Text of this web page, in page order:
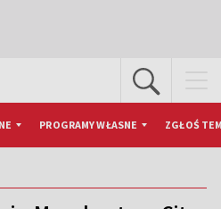
PROGRAMY WŁASNE ZGŁOŚ